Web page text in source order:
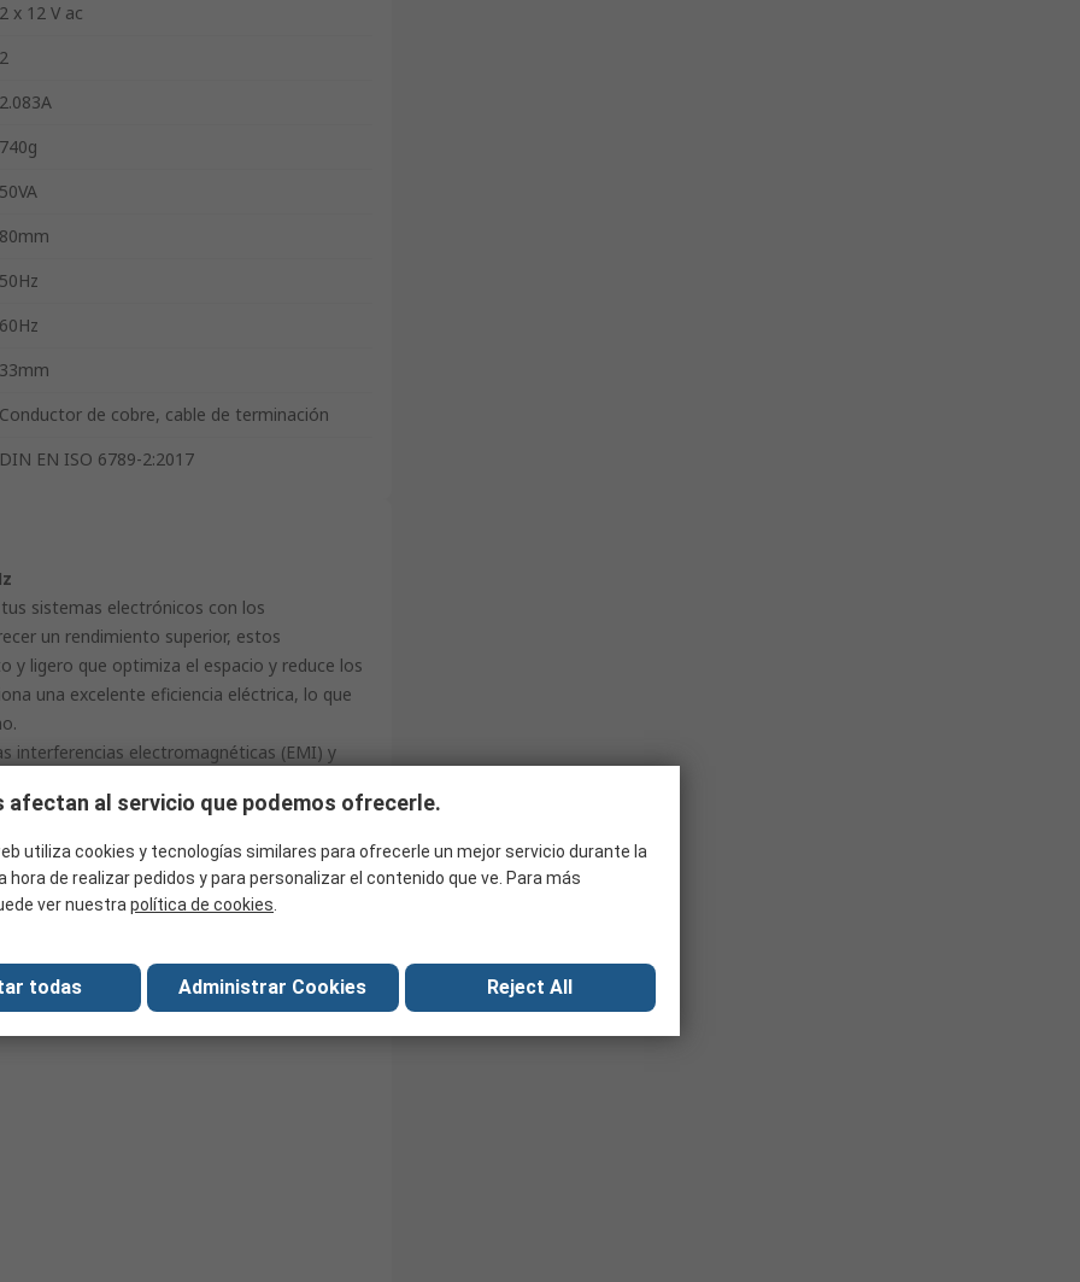
2 x 12 V ac
2
2.083A
740g
50VA
80mm
50Hz
60Hz
33mm
Conductor de cobre, cable de terminación
DIN EN ISO 6789-2:2017
sistemas electrónicos con los
un rendimiento superior, estos
y ligero que optimiza el espacio y reduce los
una excelente eficiencia eléctrica, lo que
interferencias electromagnéticas (EMI) y
para aplicaciones electrónicas sensibles.
energía fiable y de alta calidad.
por su tamaño compacto, su bajo
se trata de una aplicación industrial compleja
toroidales están a la altura. Su
de energía fiable, lo que te
afectan al servicio que podemos ofrecerle.
utiliza cookies y tecnologías similares para ofrecerle un mejor servicio durante la
hora de realizar pedidos y para personalizar el contenido que ve. Para más
ver nuestra política de cookies
todas Administrar Cookies Reject All